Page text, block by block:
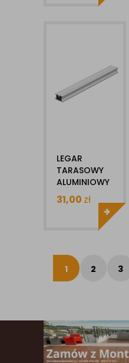
LEGAR
TARASOWY
ALUMINIOWY
BRUGGAN
25X40X3000MM
31,00 zł
1 2 3